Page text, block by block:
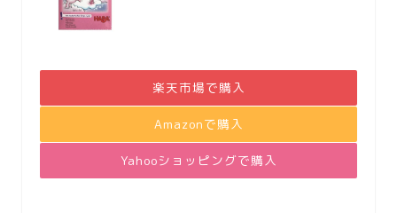
楽天市場で購入
Amazonで購入
Yahooショッピングで購入